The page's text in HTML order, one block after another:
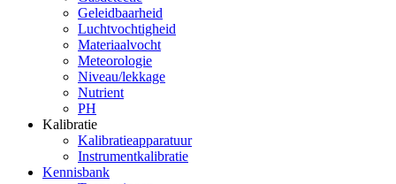
Geleidbaarheid
Luchtvochtigheid
Materiaalvocht
Meteorologie
Niveau/lekkage
Nutrient
PH
Kalibratie
Kalibratieapparatuur
Instrumentkalibratie
Kennisbank